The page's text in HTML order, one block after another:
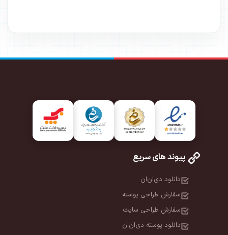
پیوند های سریع
دانلود دی‌ان‌ان
سفارش طراحی پوسته
سفارش طراحی سایت
دانلود پوسته دی‌ان‌ان